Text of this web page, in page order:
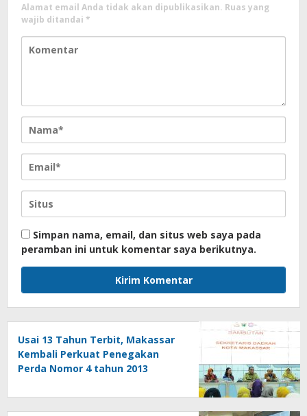
Alamat email Anda tidak akan dipublikasikan. Ruas yang
wajib ditandai *
Simpan nama, email, dan situs web saya pada
peramban ini untuk komentar saya berikutnya.
Usai 13 Tahun Terbit, Makassar
Kembali Perkuat Penegakan
Perda Nomor 4 tahun 2013